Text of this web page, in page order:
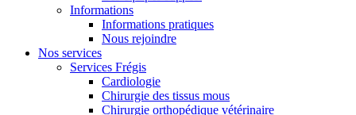
Informations
Informations pratiques
Nous rejoindre
Nos services
Services Frégis
Cardiologie
Chirurgie des tissus mous
Chirurgie orthopédique vétérinaire